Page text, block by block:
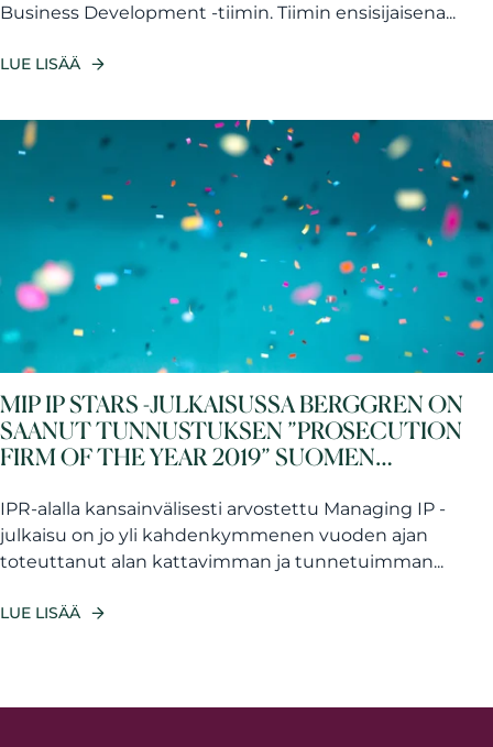
Business Development -tiimin. Tiimin ensisijaisena...
LUE LISÄÄ
MIP IP STARS -JULKAISUSSA BERGGREN ON
SAANUT TUNNUSTUKSEN ”PROSECUTION
FIRM OF THE YEAR 2019” SUOMEN
IPR-alalla kansainvälisesti arvostettu Managing IP -
julkaisu on jo yli kahdenkymmenen vuoden ajan
toteuttanut alan kattavimman ja tunnetuimman...
LUE LISÄÄ